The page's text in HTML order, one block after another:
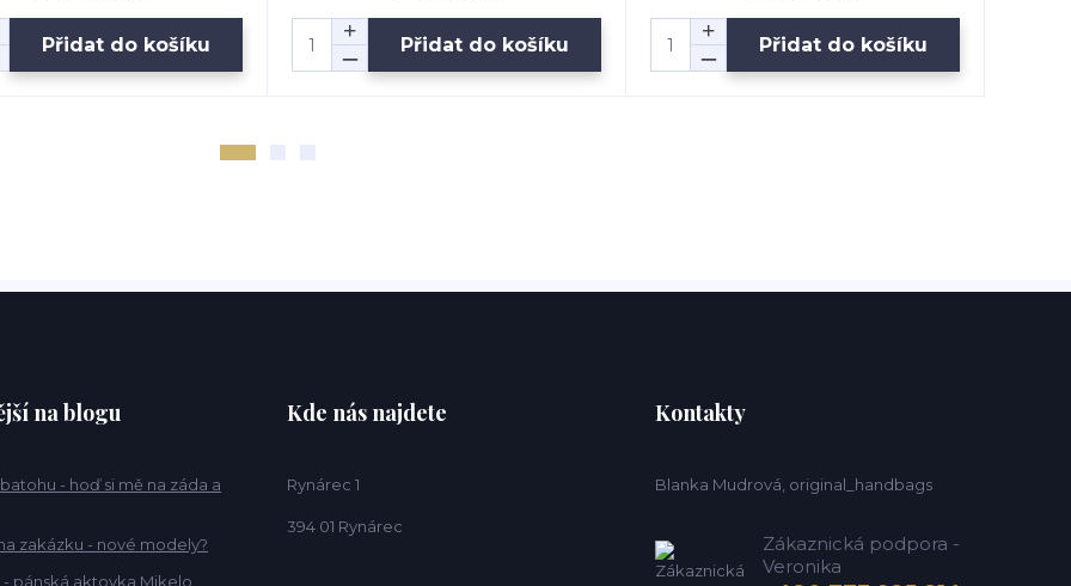
Přidat do košíku Přidat do košíku Přidat do košíku
na blogu
- hoď si mě na záda a
zakázku - nové modely?
- pánská aktovka Mikelo
Kde nás najdete
Rynárec 1
394 01 Rynárec
Kontakty
Blanka Mudrová, original_handbags
Zákaznická podpora -
Veronika